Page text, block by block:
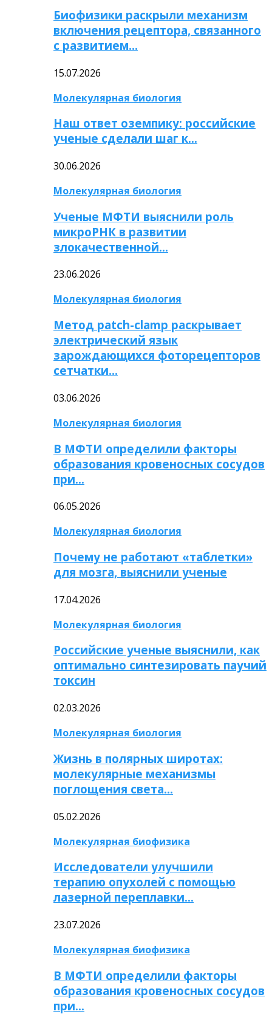
Биофизики раскрыли механизм
включения рецептора, связанного
с развитием…
15.07.2026
Молекулярная биология
Наш ответ оземпику: российские
ученые сделали шаг к…
30.06.2026
Молекулярная биология
Ученые МФТИ выяснили роль
микроРНК в развитии
злокачественной…
23.06.2026
Молекулярная биология
Метод patch-clamp раскрывает
электрический язык
зарождающихся фоторецепторов
сетчатки…
03.06.2026
Молекулярная биология
В МФТИ определили факторы
образования кровеносных сосудов
при…
06.05.2026
Молекулярная биология
Почему не работают «таблетки»
для мозга, выяснили ученые
17.04.2026
Молекулярная биология
Российские ученые выяснили, как
оптимально синтезировать паучий
токсин
02.03.2026
Молекулярная биология
Жизнь в полярных широтах:
молекулярные механизмы
поглощения света…
05.02.2026
Молекулярная биофизика
Исследователи улучшили
терапию опухолей с помощью
лазерной переплавки…
23.07.2026
Молекулярная биофизика
В МФТИ определили факторы
образования кровеносных сосудов
при…